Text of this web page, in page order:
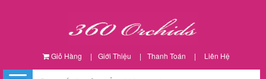
Giỏ Hàng | Giới Thiệu | Thanh Toán | Liên Hệ